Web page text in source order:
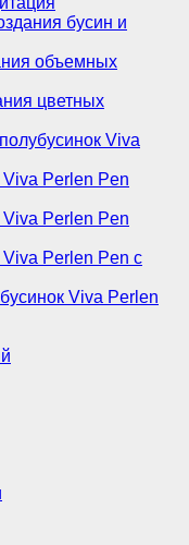
бусин и
объемных
цветных
Viva
Viva Perlen Pen
Viva Perlen Pen
Viva Perlen Pen с
Viva Perlen